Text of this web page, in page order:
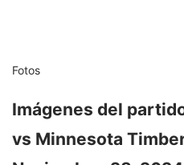
Fotos
Imágenes del
vs Minnesota